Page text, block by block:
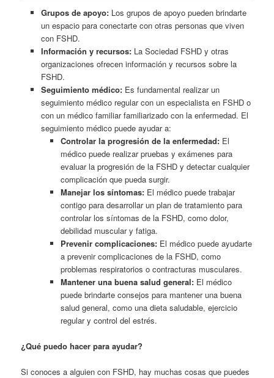
Grupos de apoyo:Los grupos de apoyo pueden brindarte
un espacio para conectarte con otras personas que viven
con FSHD.
Información y recursos:La Sociedad FSHD y otras
organizaciones ofrecen información y recursos sobre la
FSHD.
Seguimiento médico:Es fundamental realizar un
seguimiento médico regular con un especialista en FSHD o
con un médico familiar familiarizado con la enfermedad. El
seguimiento médico puede ayudar a:
Controlar la progresión de la enfermedad: El
médico puede realizar pruebas y exámenes para
evaluar la progresión de la FSHD y detectar cualquier
complicación que pueda surgir.
Manejar los síntomas: El médico puede trabajar
contigo para desarrollar un plan de tratamiento para
controlar los síntomas de la FSHD, como dolor,
debilidad muscular y fatiga.
Prevenir complicaciones: El médico puede ayudarte
a prevenir complicaciones de la FSHD, como
problemas respiratorios o contracturas musculares.
Mantener una buena salud general: El médico
puede brindarte consejos para mantener una buena
salud general, como una dieta saludable, ejercicio
regular y control del estrés.
¿Qué puedo hacer para ayudar?
Si conoces a alguien con FSHD, hay muchas cosas que puedes